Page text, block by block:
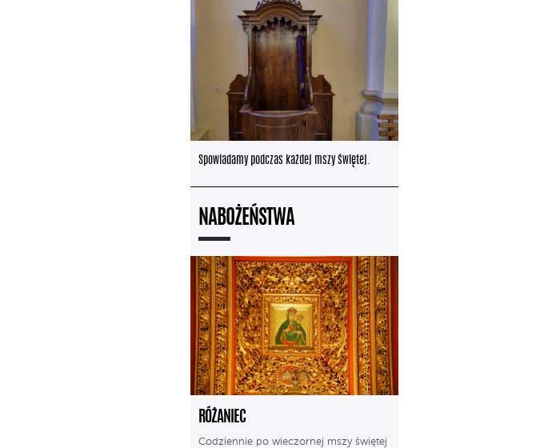
Spowiadamy podczas każdej mszy świętej.
NABOŻEŃSTWA
RÓŻANIEC
Codziennie po wieczornej mszy świętej